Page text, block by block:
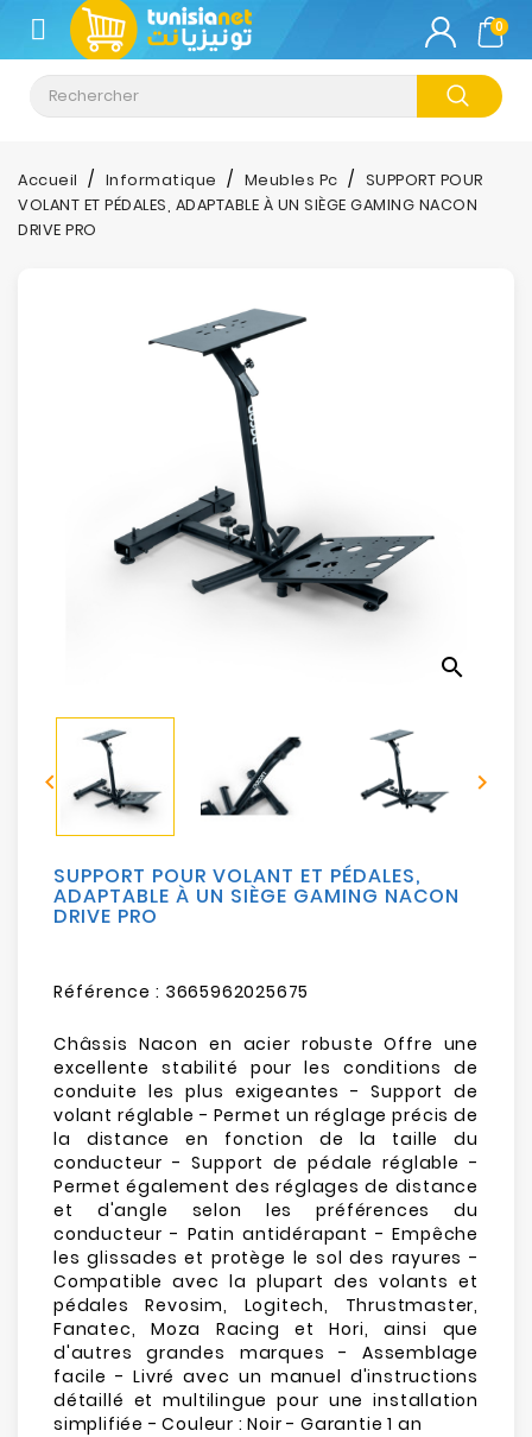
CATÉGORIE
Climatisation
Informatique
Téléphonie
Electroménager
Sécurité
Mobilités
Loisirs
0
Accueil Informatique Meubles Pc
SUPPORT POUR
VOLANT ET PÉDALES, ADAPTABLE À UN SIÈGE GAMING NACON
DRIVE PRO
search
 
SUPPORT POUR VOLANT ET PÉDALES,
ADAPTABLE À UN SIÈGE GAMING NACON
DRIVE PRO
Référence : 3665962025675
Châssis Nacon en acier robuste Offre une
excellente stabilité pour les conditions de
conduite les plus exigeantes - Support de
volant réglable - Permet un réglage précis de
la distance en fonction de la taille du
conducteur - Support de pédale réglable -
Permet également des réglages de distance
et d'angle selon les préférences du
conducteur - Patin antidérapant - Empêche
les glissades et protège le sol des rayures -
Compatible avec la plupart des volants et
pédales Revosim, Logitech, Thrustmaster,
Fanatec, Moza Racing et Hori, ainsi que
d'autres grandes marques - Assemblage
facile - Livré avec un manuel d'instructions
détaillé et multilingue pour une installation
simplifiée - Couleur : Noir - Garantie 1 an